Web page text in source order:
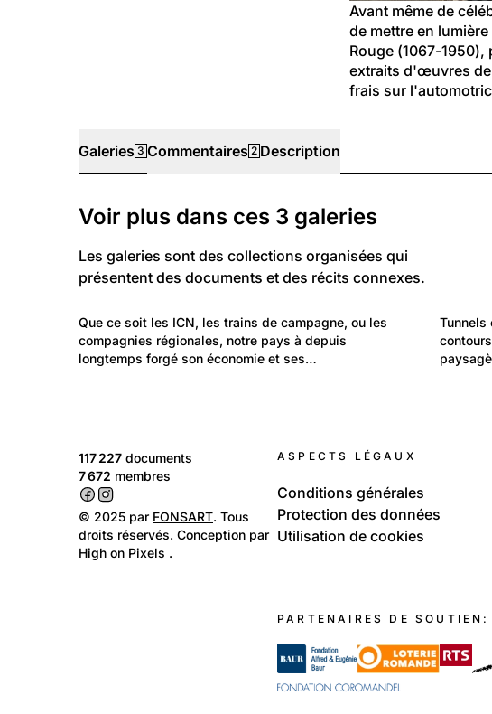
Avant même de
de mettre en
Rouge (1067-
extraits d'œuvres
frais sur
Galeries 3 Commentaires 2 Description
Galeries
Voir plus dans ces 3 galeries
Les galeries sont des collections organisées qui
présentent des documents et des récits connexes.
Travail et Economie: Entreprises
Trains de Suisse
Que ce soit les ICN, les trains de campagne, ou les
compagnies régionales, notre pays à depuis
longtemps forgé son économie et ses…
Tunnels
ASPECTS LÉGAUX
Conditions générales
Protection des données
Utilisation de cookies
PARTENAIRES DE SOUTIEN:
117 227 documents
7 672 membres
© 2025 par FONSART. Tous
droits réservés. Conception par
High on Pixels .